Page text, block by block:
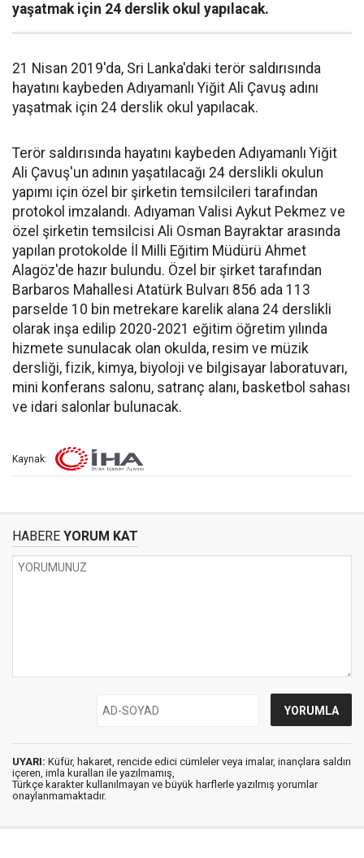
yaşatmak için 24 derslik okul yapılacak.
21 Nisan 2019'da, Sri Lanka'daki terör saldırısında
hayatını kaybeden Adıyamanlı Yiğit Ali Çavuş adını
yaşatmak için 24 derslik okul yapılacak.
Terör saldırısında hayatını kaybeden Adıyamanlı Yiğit
Ali Çavuş'un adının yaşatılacağı 24 derslikli okulun
yapımı için özel bir şirketin temsilcileri tarafından
protokol imzalandı. Adıyaman Valisi Aykut Pekmez ve
özel şirketin temsilcisi Ali Osman Bayraktar arasında
yapılan protokolde İl Milli Eğitim Müdürü Ahmet
Alagöz'de hazır bulundu. Özel bir şirket tarafından
Barbaros Mahallesi Atatürk Bulvarı 856 ada 113
parselde 10 bin metrekare karelik alana 24 derslikli
olarak inşa edilip 2020-2021 eğitim öğretim yılında
hizmete sunulacak olan okulda, resim ve müzik
dersliği, fizik, kimya, biyoloji ve bilgisayar laboratuvarı,
mini konferans salonu, satranç alanı, basketbol sahası
ve idari salonlar bulunacak.
Kaynak:
HABERE YORUM KAT
UYARI: Küfür, hakaret, rencide edici cümleler veya imalar, inançlara saldırı
içeren, imla kuralları ile yazılmamış,
Türkçe karakter kullanılmayan ve büyük harflerle yazılmış yorumlar
onaylanmamaktadır.